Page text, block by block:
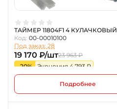
ТАЙМЕР 11804F1 4 КУЛАЧКОВЫЙ
Код: 00-00010100
Под заказ: 28
19 170 ₽/шт23 963 ₽
-20%
Экономия 4 793 ₽
Подробнее